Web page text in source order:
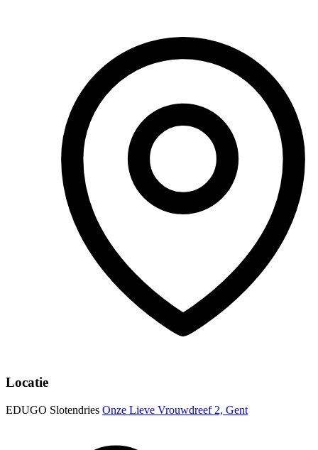
Locatie
EDUGO Slotendries Onze Lieve Vrouwdreef 2, Gent